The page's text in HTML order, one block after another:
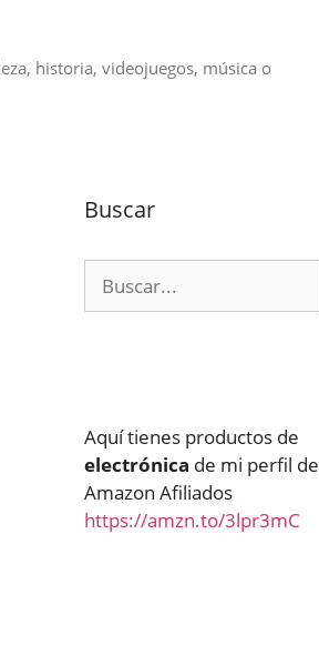
historia, videojuegos, música o
Buscar
Aquí tienes productos de
electrónica de mi perfil de
Amazon Afiliados
https://amzn.to/3lpr3mC